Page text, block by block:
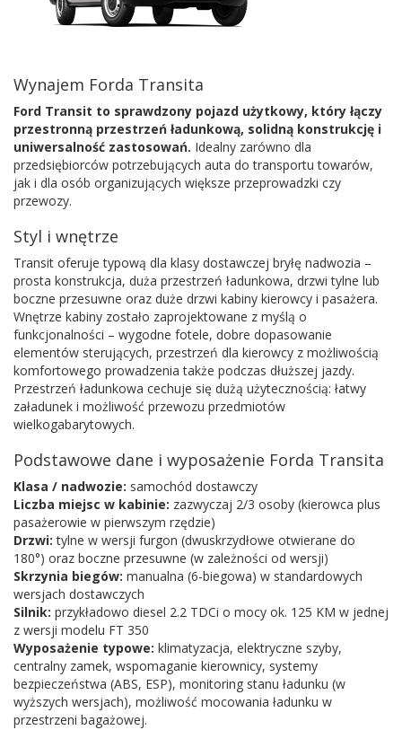
Wynajem Forda Transita
Ford Transit to sprawdzony pojazd użytkowy, który łączy
przestronną przestrzeń ładunkową, solidną konstrukcję i
uniwersalność zastosowań. Idealny zarówno dla
przedsiębiorców potrzebujących auta do transportu towarów,
jak i dla osób organizujących większe przeprowadzki czy
przewozy.
Styl i wnętrze
Transit oferuje typową dla klasy dostawczej bryłę nadwozia –
prosta konstrukcja, duża przestrzeń ładunkowa, drzwi tylne lub
boczne przesuwne oraz duże drzwi kabiny kierowcy i pasażera.
Wnętrze kabiny zostało zaprojektowane z myślą o
funkcjonalności – wygodne fotele, dobre dopasowanie
elementów sterujących, przestrzeń dla kierowcy z możliwością
komfortowego prowadzenia także podczas dłuższej jazdy.
Przestrzeń ładunkowa cechuje się dużą użytecznością: łatwy
załadunek i możliwość przewozu przedmiotów
wielkogabarytowych.
Podstawowe dane i wyposażenie Forda Transita
Klasa / nadwozie: samochód dostawczy
Liczba miejsc w kabinie: zazwyczaj 2/3 osoby (kierowca plus
pasażerowie w pierwszym rzędzie)
Drzwi: tylne w wersji furgon (dwuskrzydłowe otwierane do
180°) oraz boczne przesuwne (w zależności od wersji)
Skrzynia biegów: manualna (6-biegowa) w standardowych
wersjach dostawczych
Silnik: przykładowo diesel 2.2 TDCi o mocy ok. 125 KM w jednej
z wersji modelu FT 350
Wyposażenie typowe: klimatyzacja, elektryczne szyby,
centralny zamek, wspomaganie kierownicy, systemy
bezpieczeństwa (ABS, ESP), monitoring stanu ładunku (w
wyższych wersjach), możliwość mocowania ładunku w
przestrzeni bagażowej.